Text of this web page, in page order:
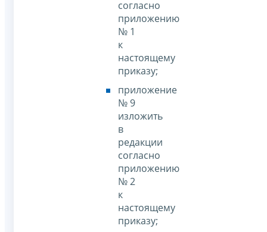
согласно
приложению
№ 1
к
настоящему
приказу;
приложение
№ 9
изложить
в
редакции
согласно
приложению
№ 2
к
настоящему
приказу;